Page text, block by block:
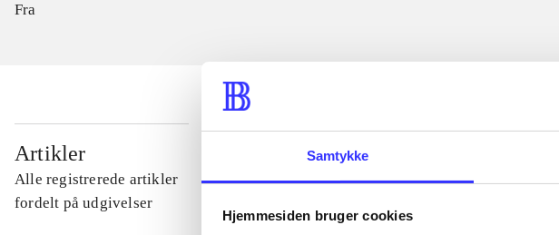
Samtykke
Hjemmesiden bruger cookies
Fra
Artikler
Alle registrerede artikler
fordelt på udgivelser